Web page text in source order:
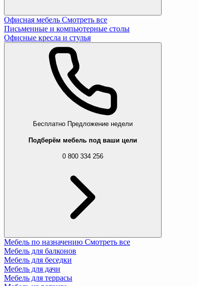
Офисная мебель Смотреть все
Письменные и компьютерные столы
Офисные кресла и стулья
Бесплатно Предложение недели
Подберём мебель под ваши цели
0 800 334 256
Мебель по назначению Смотреть все
Мебель для балконов
Мебель для беседки
Мебель для дачи
Мебель для террасы